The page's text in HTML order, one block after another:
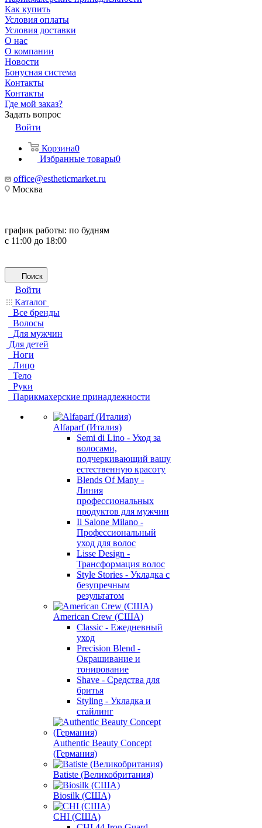
Как купить
Условия оплаты
Условия доставки
О нас
О компании
Новости
Бонусная система
Контакты
Контакты
Где мой заказ?
Задать вопрос
Войти
Корзина0
Избранные товары0
office@estheticmarket.ru
Москва
график работы: по будням
с 11:00 до 18:00
Поиск
Войти
Каталог
Все бренды
Волосы
Для мужчин
Для детей
Ноги
Лицо
Тело
Руки
Парикмахерские принадлежности
Alfaparf (Италия)
Semi di Lino - Уход за
волосами,
подчеркивающий вашу
естественную красоту
Blends Of Many -
Линия
профессиональных
продуктов для мужчин
Il Salone Milano -
Профессиональный
уход для волос
Lisse Design -
Трансформация волос
Style Stories - Укладка с
безупречным
результатом
American Crew (США)
Classic - Ежедневный
уход
Precision Blend -
Окрашивание и
тонирование
Shave - Средства для
бритья
Styling - Укладка и
стайлинг
Authentic Beauty Concept
(Германия)
Batiste (Великобритания)
Biosilk (США)
CHI (США)